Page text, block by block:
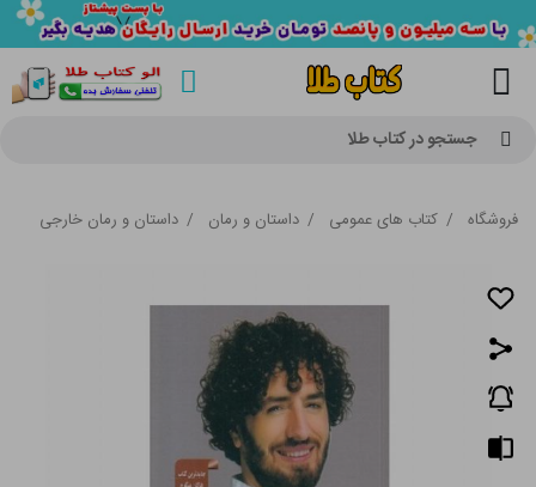
جستجو در کتاب طلا
فروشگاه / کتاب های عمومی / داستان و رمان / داستان و رمان خارجی